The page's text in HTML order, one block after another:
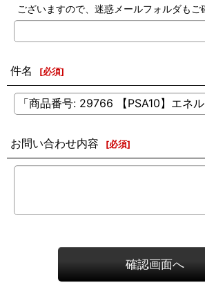
ございますので、迷惑メールフォルダもご
件名 [必須]
お問い合わせ内容 [必須]
確認画面へ